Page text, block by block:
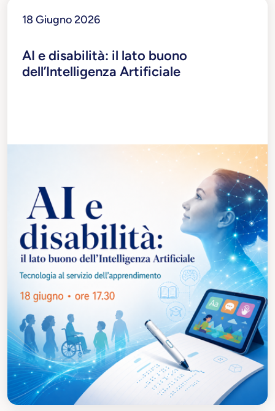
18 Giugno 2026
AI e disabilità: il lato buono
dell’Intelligenza Artificiale